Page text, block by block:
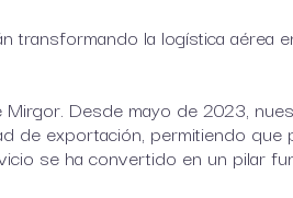
la logística aérea
Desde mayo de 2023,
de exportación, permitiendo
se ha convertido en un pilar